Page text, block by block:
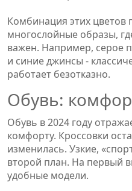
Комбинация этих цветов
многослойные образы,
важен. Например, серое
и синие джинсы -
работает безотказно.
Обувь:
Обувь в 2024 году
комфорту. Кроссовки
изменилась. Узкие,
второй план. На первый
удобные модели.